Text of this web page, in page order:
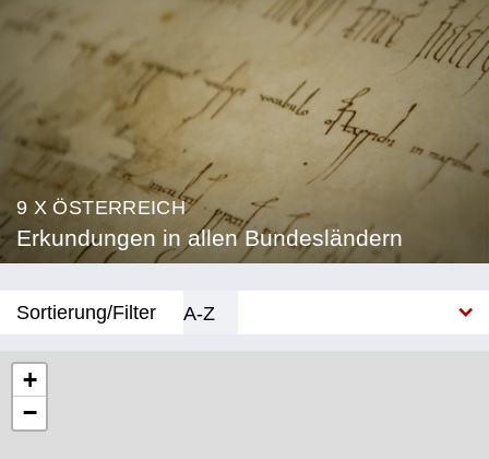
9 X ÖSTERREICH
Erkundungen in allen Bundesländern
Sortierung/Filter
A-Z
+
−